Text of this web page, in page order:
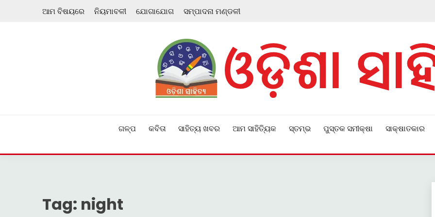
ଆମ ବିଷୟରେ ନିୟମାବଳୀ ଯୋଗାଯୋଗ ସମ୍ପାଦନା ମଣ୍ଡଳୀ
ଗଳ୍ପ କବିତା ସାହିତ୍ୟ ଖବର ଆମ ସାହିତ୍ୟିକ ସ୍ତମ୍ଭ ପୁସ୍ତକ ସମୀକ୍ଷା ସାକ୍ଷାତକାର
Tag: night